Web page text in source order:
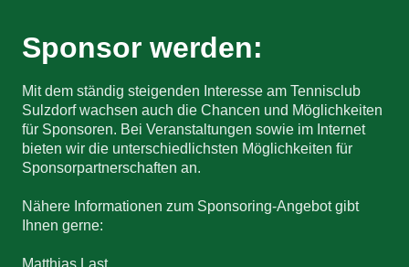
Sponsor werden:
Mit dem ständig steigenden Interesse am Tennisclub
Sulzdorf wachsen auch die Chancen und Möglichkeiten
für Sponsoren. Bei Veranstaltungen sowie im Internet
bieten wir die unterschiedlichsten Möglichkeiten für
Sponsorpartnerschaften an.
Nähere Informationen zum Sponsoring-Angebot gibt
Ihnen gerne:
Matthias Last